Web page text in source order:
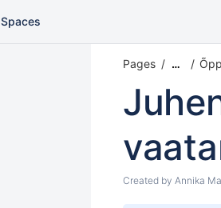
Spaces
Pages …
Created by Annika